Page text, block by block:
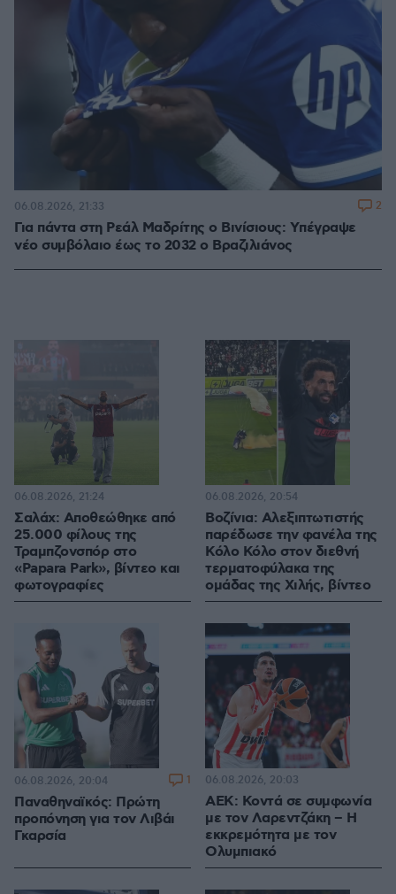
Για πάντα στη Ρεάλ Μαδρίτης ο Βινίσιους: Yπέγραψε
νέο συμβόλαιο έως το 2032 ο Βραζιλιάνος
06.08.2026, 21:33 2
Σαλάχ: Αποθεώθηκε από
25.000 φίλους της
Τραμπζονσπόρ στο
«Papara Park», βίντεο και
φωτογραφίες
06.08.2026, 21:24
Βοζίνια: Αλεξιπτωτιστής
παρέδωσε την φανέλα της
Κόλο Κόλο στον διεθνή
τερματοφύλακα της
ομάδας της Χιλής, βίντεο
06.08.2026, 20:54
Παναθηναϊκός: Πρώτη
προπόνηση για τον Λιβάι
Γκαρσία
06.08.2026, 20:04 1
ΑΕΚ: Κοντά σε συμφωνία
με τον Λαρεντζάκη – Η
εκκρεμότητα με τον
Ολυμπιακό
06.08.2026, 20:03